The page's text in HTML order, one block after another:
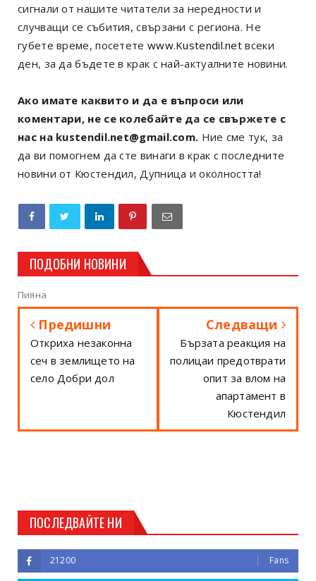
сигнали от нашите читатели за нередности и
случващи се събития, свързани с региона. Не
губете време, посетете www.Kustendil.net всеки
ден, за да бъдете в крак с най-актуалните новини.
Ако имате каквито и да е въпроси или
коментари, не се колебайте да се свържете с
нас на kustendil.net@gmail.com. Ние сме тук, за
да ви помогнем да сте винаги в крак с последните
новини от Кюстендил, Дупница и околността!
ПОДОБНИ НОВИНИ
Пияна
Предишни
Откриха незаконна
сеч в землището на
село Добри дол
Следващи
Бързата реакция на
полицаи предотврати
опит за влом на
апартамент в
Кюстендил
ПОСЛЕДВАЙТЕ НИ
21200 Fans